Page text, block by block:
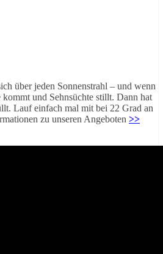
über jeden Sonnenstrahl – und wenn
und Sehnsüchte stillt. Dann hat
Lauf einfach mal mit bei 22 Grad an
zu unseren Angeboten >>